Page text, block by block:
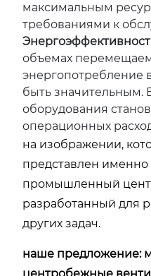
максимальным
требованиями к
объемах
энергопотребление
быть значительным.
оборудования
операционных
на изображении,
представлен
промышленный
разработанный для
других задач.
наше предложение: